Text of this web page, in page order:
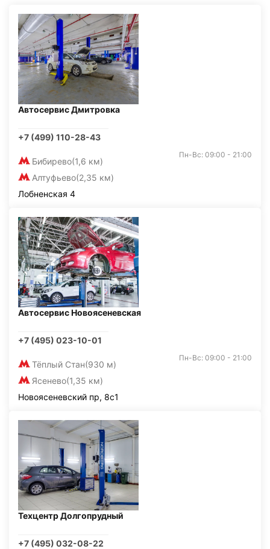
Автосервис Дмитровка
+7 (499) 110-28-43
Бибирево(1,6 км)
Алтуфьево(2,35 км)
Пн-Вс: 09:00 - 21:00
Лобненская 4
Автосервис Новоясеневская
+7 (495) 023-10-01
Тёплый Стан(930 м)
Ясенево(1,35 км)
Пн-Вс: 09:00 - 21:00
Новоясеневский пр, 8с1
Техцентр Долгопрудный
+7 (495) 032-08-22